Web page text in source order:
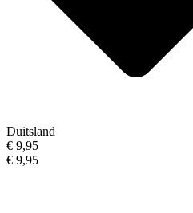
Duitsland
€ 9,95
€ 9,95